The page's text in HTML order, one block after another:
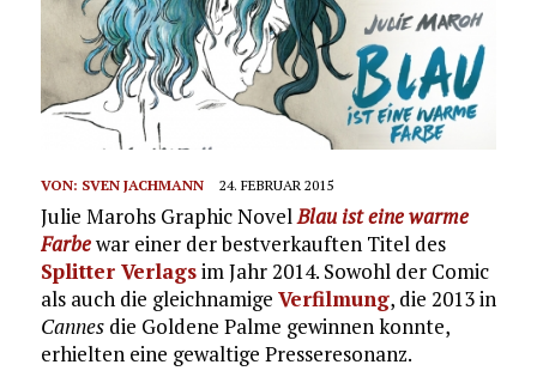
VON: SVEN JACHMANN 24. FEBRUAR 2015
Julie Marohs Graphic NovelBlau ist eine warme
Farbewar einer der bestverkauften Titel des
Splitter Verlagsim Jahr 2014. Sowohl der Comic
als auch die gleichnamige Verfilmung, die 2013 in
Cannesdie Goldene Palme gewinnen konnte,
erhielten eine gewaltige Presseresonanz.